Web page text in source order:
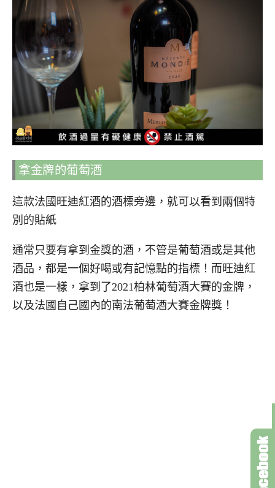
拿金牌的葡萄酒
這款法國旺迪紅酒的酒標旁邊，就可以看到兩個特
別的貼紙
通常只要有拿到金獎的酒，不管是葡萄酒或是其他
酒品，都是一個好喝或有記憶點的指標！而旺迪紅
酒也是一樣，拿到了2021柏林葡萄酒大賽的金牌，
以及法國自己國內的南法葡萄酒大賽金牌獎！